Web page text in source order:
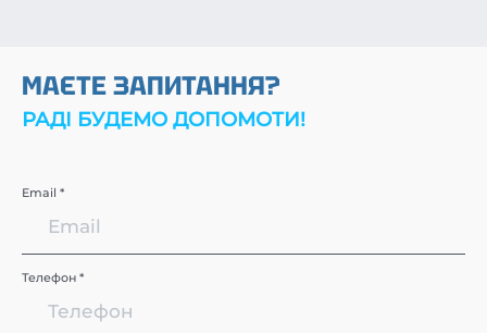
МАЄТЕ ЗАПИТАННЯ?
РАДІ БУДЕМО ДОПОМОТИ!
Email *
Телефон *